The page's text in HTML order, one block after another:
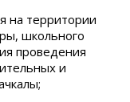
на территории
школьного
проведения
и